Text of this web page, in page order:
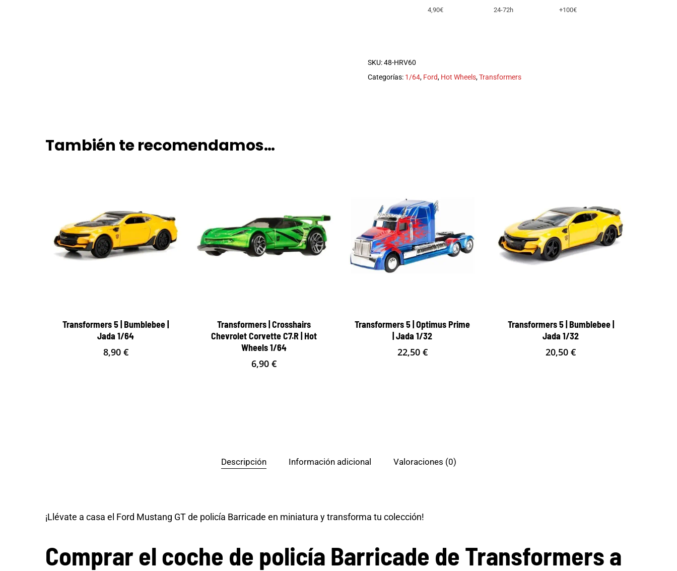
4,90€ 24-72h +100€
SKU:48-HRV60
Categorías: 1/64, Ford, Hot Wheels,Transformers
También te recomendamos…
Transformers 5 | Bumblebee |
Jada 1/64
8,90 €
Transformers | Crosshairs
Chevrolet Corvette C7.R | Hot
Wheels 1/64
6,90€
Transformers 5 | Optimus Prime
| Jada 1/32
22,50 €
Transformers 5 | Bumblebee |
Jada 1/32
20,50€
Descripción Información adicional Valoraciones (0)
¡Llévate a casa el Ford Mustang GT de policía Barricade en miniatura y transforma tu colección!
Comprar el coche de policía Barricade de Transformers a